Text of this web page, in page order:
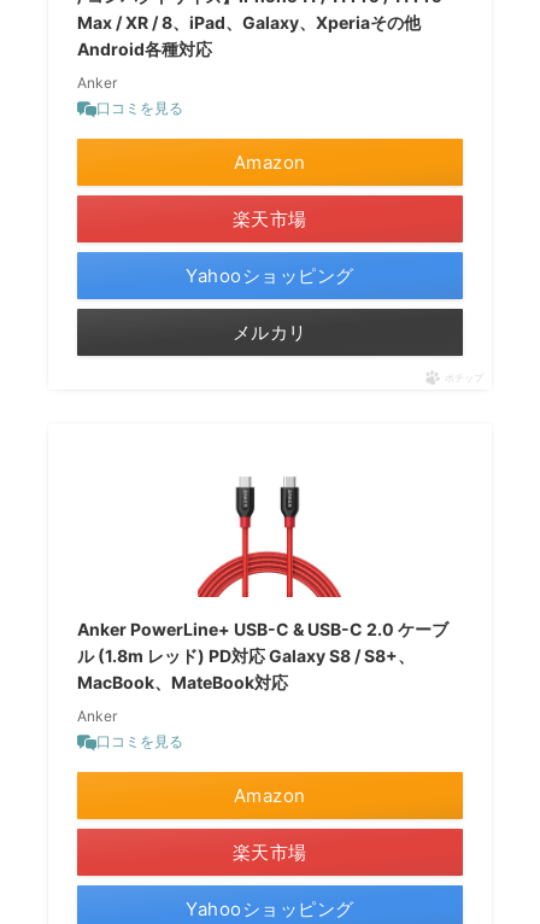
Max / XR / 8、iPad、Galaxy、Xperiaその他
Android各種対応
Anker
口コミを見る
Amazon
楽天市場
Yahooショッピング
メルカリ
ポチップ
Anker PowerLine+ USB-C & USB-C 2.0 ケーブ
ル (1.8m レッド) PD対応 Galaxy S8 / S8+、
MacBook、MateBook対応
Anker
口コミを見る
Amazon
楽天市場
Yahooショッピング